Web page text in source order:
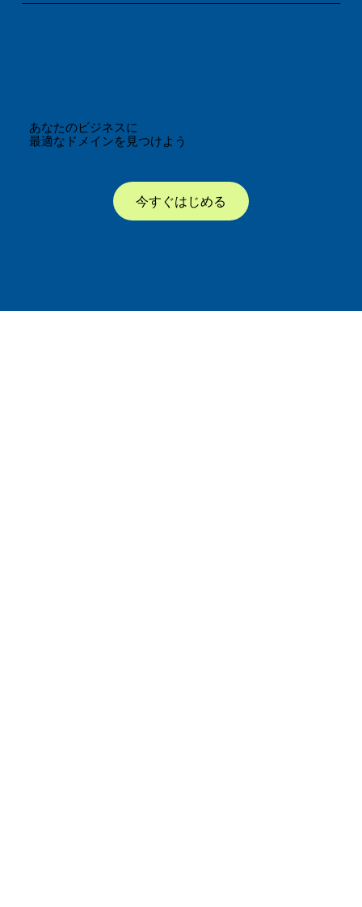
あなたのビジネスに
最適なドメインを見つけよう
今すぐはじめる